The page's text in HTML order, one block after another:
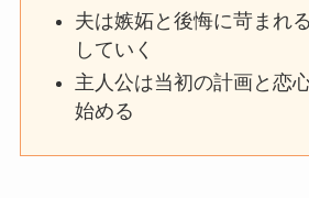
夫は嫉妬と後悔に苛まれ
していく
主人公は当初の計画と恋
始める